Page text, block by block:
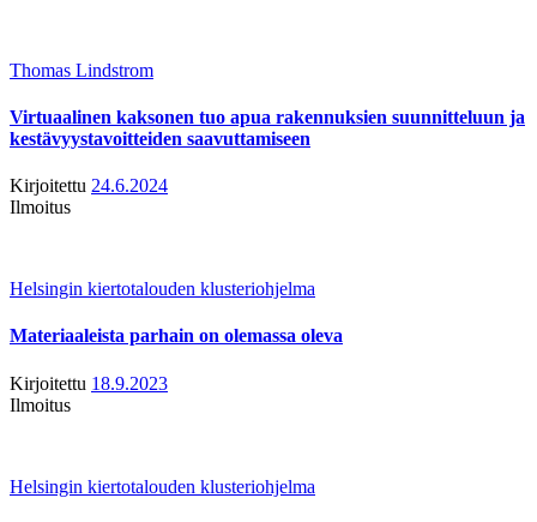
Thomas Lindstrom
Virtuaalinen kaksonen tuo apua rakennuksien suunnitteluun ja
kestävyystavoitteiden saavuttamiseen
Kirjoitettu 24.6.2024
Ilmoitus
Helsingin kiertotalouden klusteriohjelma
Materiaaleista parhain on olemassa oleva
Kirjoitettu 18.9.2023
Ilmoitus
Helsingin kiertotalouden klusteriohjelma